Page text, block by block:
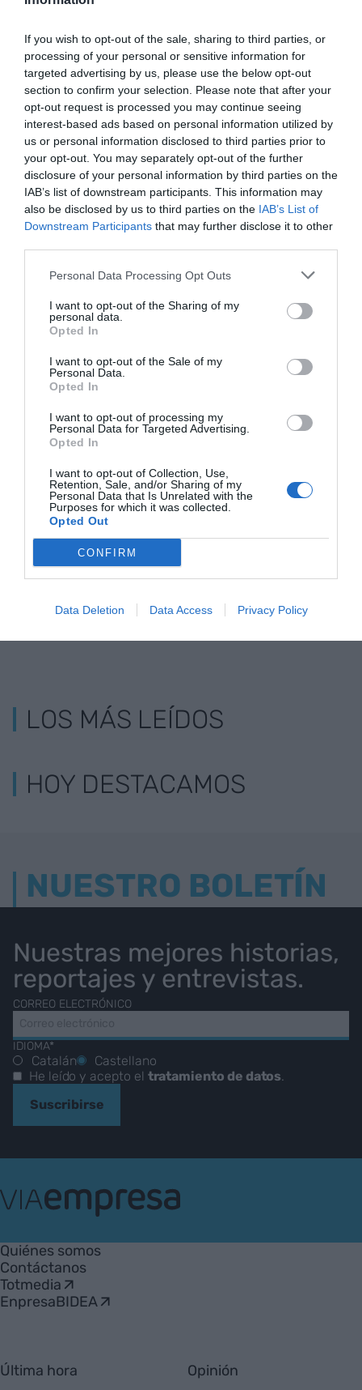
If you wish to opt-out of the sale, sharing to third parties, or
processing of your personal or sensitive information for
targeted advertising by us, please use the below opt-out
section to confirm your selection. Please note that after your
opt-out request is processed you may continue seeing
interest-based ads based on personal information utilized by
us or personal information disclosed to third parties prior to
your opt-out. You may separately opt-out of the further
disclosure of your personal information by third parties on the
IAB’s list of downstream participants. This information may
also be disclosed by us to third parties on the IAB’s List of
Downstream Participants that may further disclose it to other
Personal Data Processing Opt Outs
I want to opt-out of the Sharing of my
personal data.
Opted In
I want to opt-out of the Sale of my
Personal Data.
Opted In
I want to opt-out of processing my
Personal Data for Targeted Advertising.
Opted In
I want to opt-out of Collection, Use,
Retention, Sale, and/or Sharing of my
Personal Data that Is Unrelated with the
Purposes for which it was collected.
Opted Out
CONFIRM
Data Deletion Data Access Privacy Policy
acumulado de la Seguridad Social podrían hacer
que el objetivo de déficit se incumpliese.
Añadir VIA Empresacomo fuente preferida
de Google de forma gratuita
Mantente informado con las últimas noticias de
actualidad
ACTIVAR AHORA
RELACIONADAS
El Consejo General de Economistas calcula un
crecimiento de la economía española del 2,4%
LOS MÁS LEÍDOS
HOY DESTACAMOS
NUESTRO BOLETÍN
Nuestras mejores historias,
reportajes y entrevistas.
CORREO ELECTRÓNICO
IDIOMA*
Catalán
Castellano
He leído y acepto el tratamiento de datos
Suscribirse
Empresa
Quiénes somos
Contáctanos
Totmedia
EnpresaBIDEA
Última hora Opinión